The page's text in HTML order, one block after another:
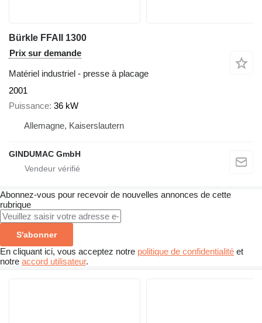
Bürkle FFAII 1300
Prix sur demande
Matériel industriel - presse à placage
2001
Puissance 36 kW
Allemagne, Kaiserslautern
GINDUMAC GmbH
Abonnez-vous pour recevoir de nouvelles annonces de cette
rubrique
S'abonner
En cliquant ici, vous acceptez notre politique de confidentialité et
notre accord utilisateur.